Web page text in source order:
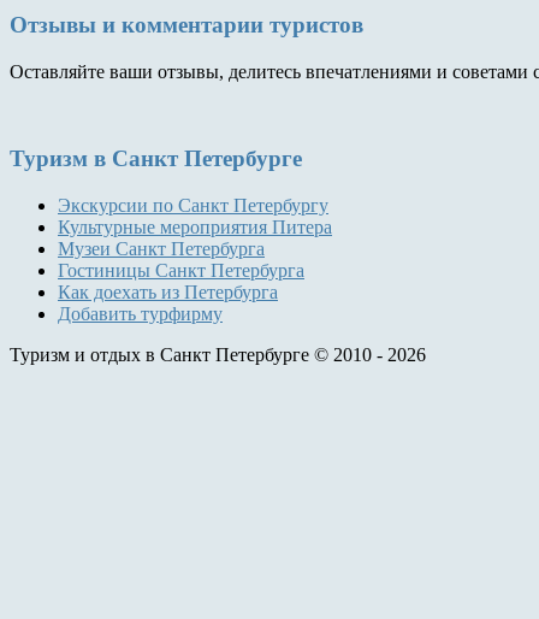
Отзывы и комментарии туристов
Оставляйте ваши отзывы, делитесь впечатлениями и советами
Туризм в Санкт Петербурге
Экскурсии по Санкт Петербургу
Культурные мероприятия Питера
Музеи Санкт Петербурга
Гостиницы Санкт Петербурга
Как доехать из Петербурга
Добавить турфирму
Туризм и отдых в Санкт Петербурге © 2010 - 2026